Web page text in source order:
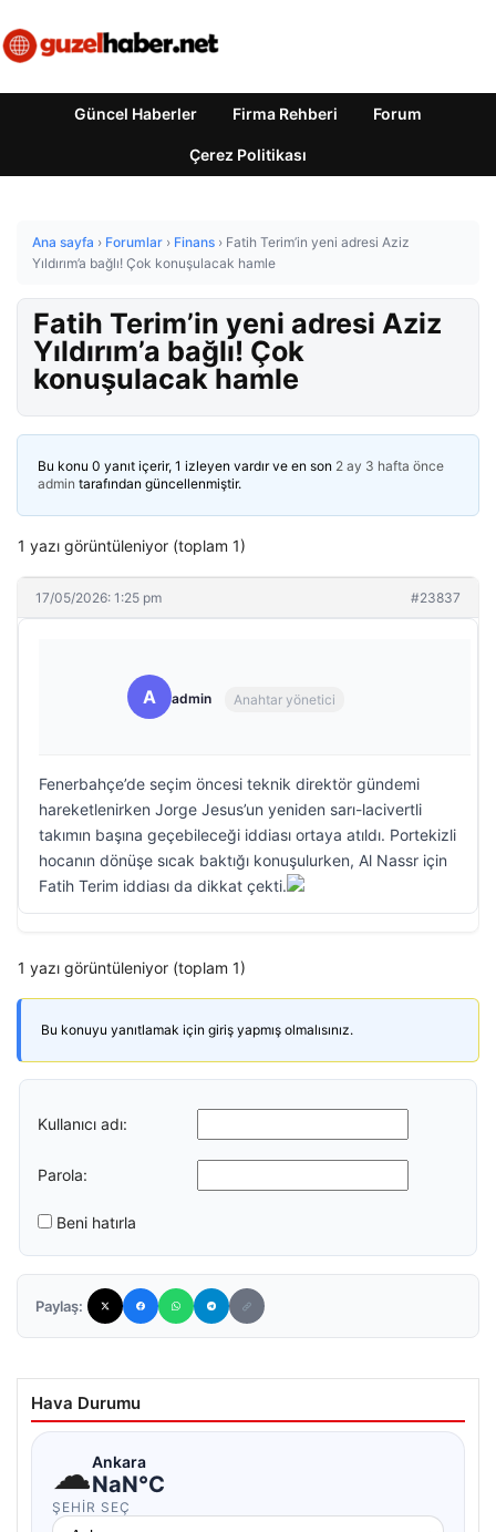
Güncel Haberler Firma Rehberi Forum
Çerez Politikası
Ana sayfa › Forumlar › Finans › Fatih Terim’in yeni adresi Aziz
Yıldırım’a bağlı! Çok konuşulacak hamle
Fatih Terim’in yeni adresi Aziz
Yıldırım’a bağlı! Çok
konuşulacak hamle
Bu konu 0 yanıt içerir, 1 izleyen vardır ve en son 2 ay 3 hafta önce
admin tarafından güncellenmiştir.
1 yazı görüntüleniyor (toplam 1)
17/05/2026: 1:25 pm #23837
A admin Anahtar yönetici
Fenerbahçe’de seçim öncesi teknik direktör gündemi
hareketlenirken Jorge Jesus’un yeniden sarı-lacivertli
takımın başına geçebileceği iddiası ortaya atıldı. Portekizli
hocanın dönüşe sıcak baktığı konuşulurken, Al Nassr için
Fatih Terim iddiası da dikkat çekti.
1 yazı görüntüleniyor (toplam 1)
Bu konuyu yanıtlamak için giriş yapmış olmalısınız.
Kullanıcı adı:
Parola:
Beni hatırla
Paylaş:
Hava Durumu
☁Ankara
NaN°C
ŞEHIR SEÇ